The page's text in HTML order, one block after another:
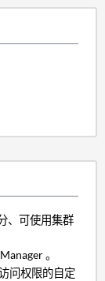
、可使用集群
。
问权限的自定